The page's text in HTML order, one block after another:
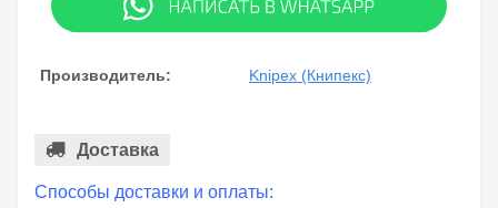
Производитель: Knipex (Книпекс)
Доставка
Способы доставки и оплаты: